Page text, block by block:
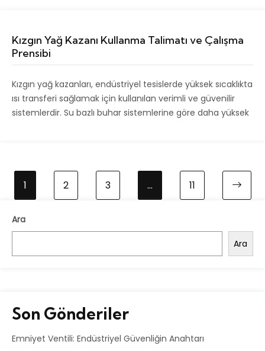
Kızgın Yağ Kazanı Kullanma Talimatı ve Çalışma
Prensibi
Kızgın yağ kazanları, endüstriyel tesislerde yüksek sıcaklıkta
ısı transferi sağlamak için kullanılan verimli ve güvenilir
sistemlerdir. Su bazlı buhar sistemlerine göre daha yüksek
1 2 3 … 11
Ara
Ara
Son Gönderiler
Emniyet Ventili: Endüstriyel Güvenliğin Anahtarı